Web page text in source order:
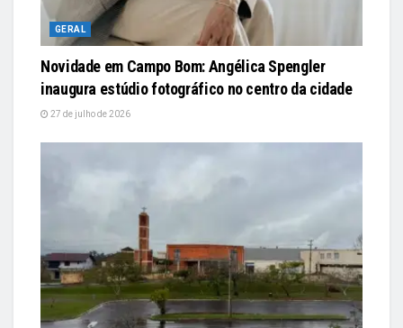
GERAL
Novidade em Campo Bom: Angélica Spengler
inaugura estúdio fotográfico no centro da cidade
27 de julho de 2026